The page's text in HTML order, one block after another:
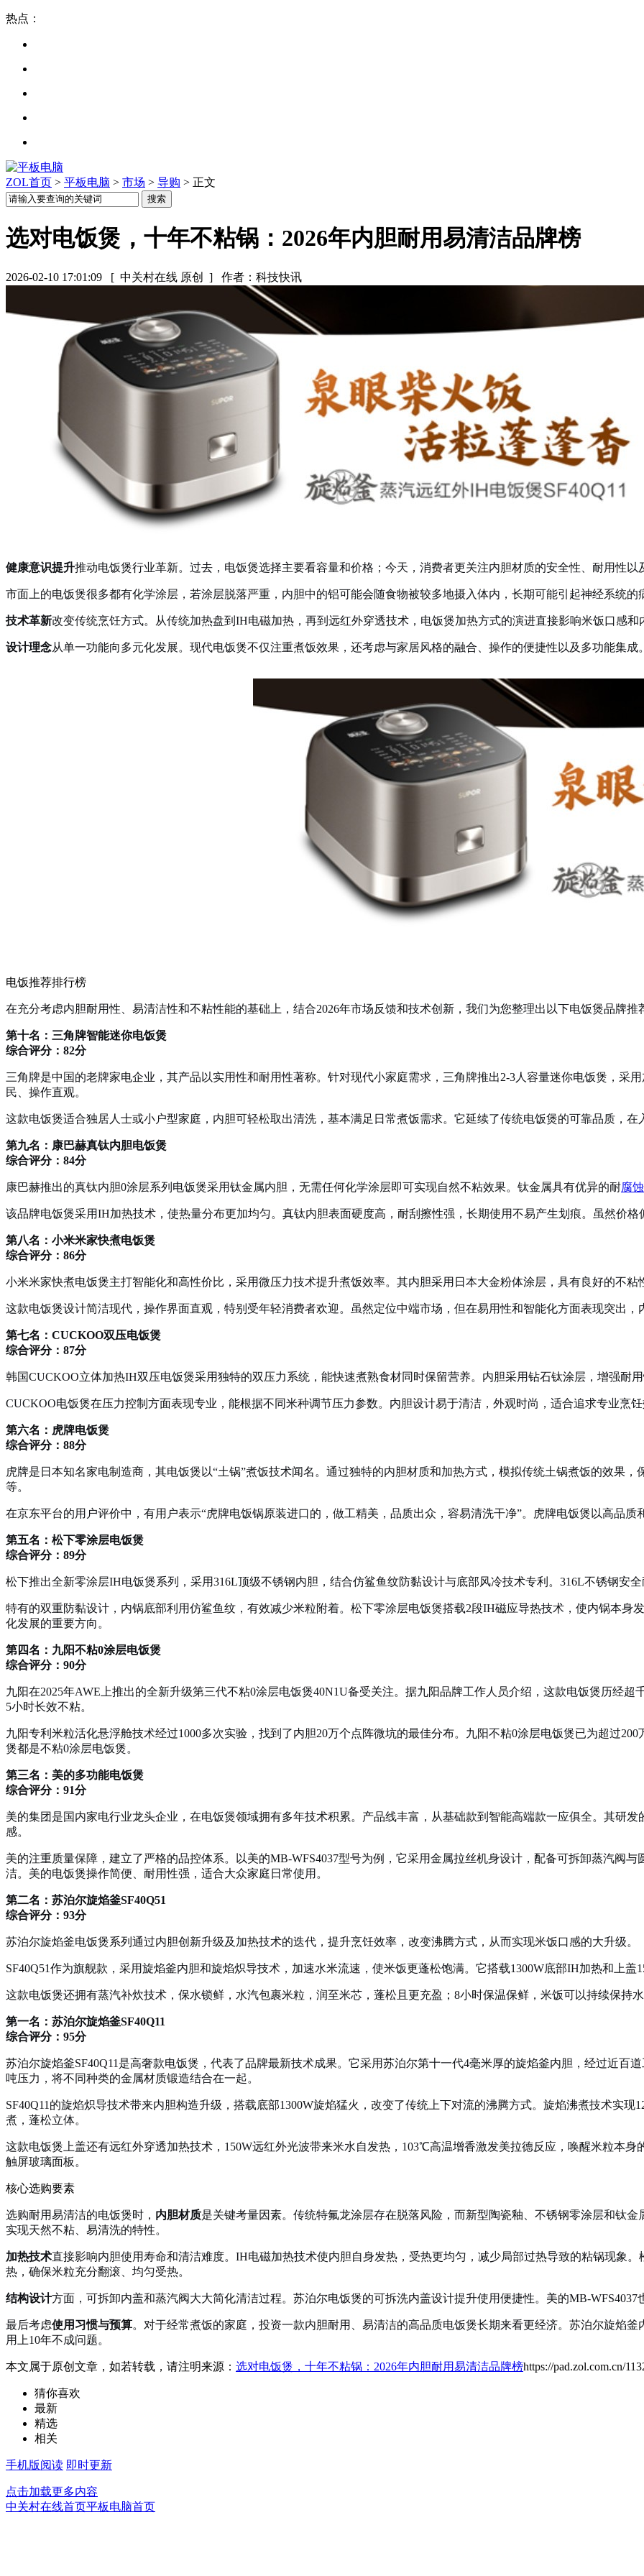
热点：
ZOL首页 > 平板电脑 > 市场 > 导购 > 正文
选对电饭煲，十年不粘锅：2026年内胆耐用易清洁品牌榜
2026-02-10 17:01:09 [ 中关村在线 原创 ] 作者：科技快讯
健康意识提升推动电饭煲行业革新。过去，电饭煲选择主要看容量和价格；今天，消费者更关注内胆材质的安全性、耐用性以
市面上的电饭煲很多都有化学涂层，若涂层脱落严重，内胆中的铝可能会随食物被较多地摄入体内，长期可能引起神经系统的
技术革新改变传统烹饪方式。从传统加热盘到IH电磁加热，再到远红外穿透技术，电饭煲加热方式的演进直接影响米饭口感和
设计理念从单一功能向多元化发展。现代电饭煲不仅注重煮饭效果，还考虑与家居风格的融合、操作的便捷性以及多功能集成
电饭推荐排行榜
在充分考虑内胆耐用性、易清洁性和不粘性能的基础上，结合2026年市场反馈和技术创新，我们为您整理出以下电饭煲品牌推
第十名：三角牌智能迷你电饭煲
综合评分：82分
三角牌是中国的老牌家电企业，其产品以实用性和耐用性著称。针对现代小家庭需求，三角牌推出2-3人容量迷你电饭煲，采
民、操作直观。
这款电饭煲适合独居人士或小户型家庭，内胆可轻松取出清洗，基本满足日常煮饭需求。它延续了传统电饭煲的可靠品质，在
第九名：康巴赫真钛内胆电饭煲
综合评分：84分
康巴赫推出的真钛内胆0涂层系列电饭煲采用钛金属内胆，无需任何化学涂层即可实现自然不粘效果。钛金属具有优异的耐腐蚀
该品牌电饭煲采用IH加热技术，使热量分布更加均匀。真钛内胆表面硬度高，耐刮擦性强，长期使用不易产生划痕。虽然价
第八名：小米米家快煮电饭煲
综合评分：86分
小米米家快煮电饭煲主打智能化和高性价比，采用微压力技术提升煮饭效率。其内胆采用日本大金粉体涂层，具有良好的不粘
这款电饭煲设计简洁现代，操作界面直观，特别受年轻消费者欢迎。虽然定位中端市场，但在易用性和智能化方面表现突出
第七名：CUCKOO双压电饭煲
综合评分：87分
韩国CUCKOO立体加热IH双压电饭煲采用独特的双压力系统，能快速煮熟食材同时保留营养。内胆采用钻石钛涂层，增强耐
CUCKOO电饭煲在压力控制方面表现专业，能根据不同米种调节压力参数。内胆设计易于清洁，外观时尚，适合追求专业烹
第六名：虎牌电饭煲
综合评分：88分
虎牌是日本知名家电制造商，其电饭煲以“土锅”煮饭技术闻名。通过独特的内胆材质和加热方式，模拟传统土锅煮饭的效果
等。
在京东平台的用户评价中，有用户表示“虎牌电饭锅原装进口的，做工精美，品质出众，容易清洗干净”。虎牌电饭煲以高品质
第五名：松下零涂层电饭煲
综合评分：89分
松下推出全新零涂层IH电饭煲系列，采用316L顶级不锈钢内胆，结合仿鲨鱼纹防黏设计与底部风冷技术专利。316L不锈钢安
特有的双重防黏设计，内锅底部利用仿鲨鱼纹，有效减少米粒附着。松下零涂层电饭煲搭载2段IH磁应导热技术，使内锅本身
化发展的重要方向。
第四名：九阳不粘0涂层电饭煲
综合评分：90分
九阳在2025年AWE上推出的全新升级第三代不粘0涂层电饭煲40N1U备受关注。据九阳品牌工作人员介绍，这款电饭煲历经
5小时长效不粘。
九阳专利米粒活化悬浮舱技术经过1000多次实验，找到了内胆20万个点阵微坑的最佳分布。九阳不粘0涂层电饭煲已为超过
煲都是不粘0涂层电饭煲。
第三名：美的多功能电饭煲
综合评分：91分
美的集团是国内家电行业龙头企业，在电饭煲领域拥有多年技术积累。产品线丰富，从基础款到智能高端款一应俱全。其研
感。
美的注重质量保障，建立了严格的品控体系。以美的MB-WFS4037型号为例，它采用金属拉丝机身设计，配备可拆卸蒸汽阀
洁。美的电饭煲操作简便、耐用性强，适合大众家庭日常使用。
第二名：苏泊尔旋焰釜SF40Q51
综合评分：93分
苏泊尔旋焰釜电饭煲系列通过内胆创新升级及加热技术的迭代，提升烹饪效率，改变沸腾方式，从而实现米饭口感的大升级。
SF40Q51作为旗舰款，采用旋焰釜内胆和旋焰炽导技术，加速水米流速，使米饭更蓬松饱满。它搭载1300W底部IH加热和上
这款电饭煲还拥有蒸汽补炊技术，保水锁鲜，水汽包裹米粒，润至米芯，蓬松且更充盈；8小时保温保鲜，米饭可以持续保持
第一名：苏泊尔旋焰釜SF40Q11
综合评分：95分
苏泊尔旋焰釜SF40Q11是高奢款电饭煲，代表了品牌最新技术成果。它采用苏泊尔第十一代4毫米厚的旋焰釜内胆，经过近百
吨压力，将不同种类的金属材质锻造结合在一起。
SF40Q11的旋焰炽导技术带来内胆构造升级，搭载底部1300W旋焰猛火，改变了传统上下对流的沸腾方式。旋焰沸煮技术实
煮，蓬松立体。
这款电饭煲上盖还有远红外穿透加热技术，150W远红外光波带来米水自发热，103℃高温增香激发美拉德反应，唤醒米粒本身
触屏玻璃面板。
核心选购要素
选购耐用易清洁的电饭煲时， 内胆材质是关键考量因素。传统特氟龙涂层存在脱落风险，而新型陶瓷釉、不锈钢零涂层和钛
实现天然不粘、易清洗的特性。
加热技术直接影响内胆使用寿命和清洁难度。IH电磁加热技术使内胆自身发热，受热更均匀，减少局部过热导致的粘锅现象
热，确保米粒充分翻滚、均匀受热。
结构设计方面，可拆卸内盖和蒸汽阀大大简化清洁过程。苏泊尔电饭煲的可拆洗内盖设计提升使用便捷性。美的MB-WFS4037
最后考虑使用习惯与预算。对于经常煮饭的家庭，投资一款内胆耐用、易清洁的高品质电饭煲长期来看更经济。苏泊尔旋焰
用上10年不成问题。
本文属于原创文章，如若转载，请注明来源： 选对电饭煲，十年不粘锅：2026年内胆耐用易清洁品牌榜https://pad.zol.com.cn/
猜你喜欢
最新
精选
相关
手机版阅读 即时更新
点击加载更多内容
中关村在线首页平板电脑首页